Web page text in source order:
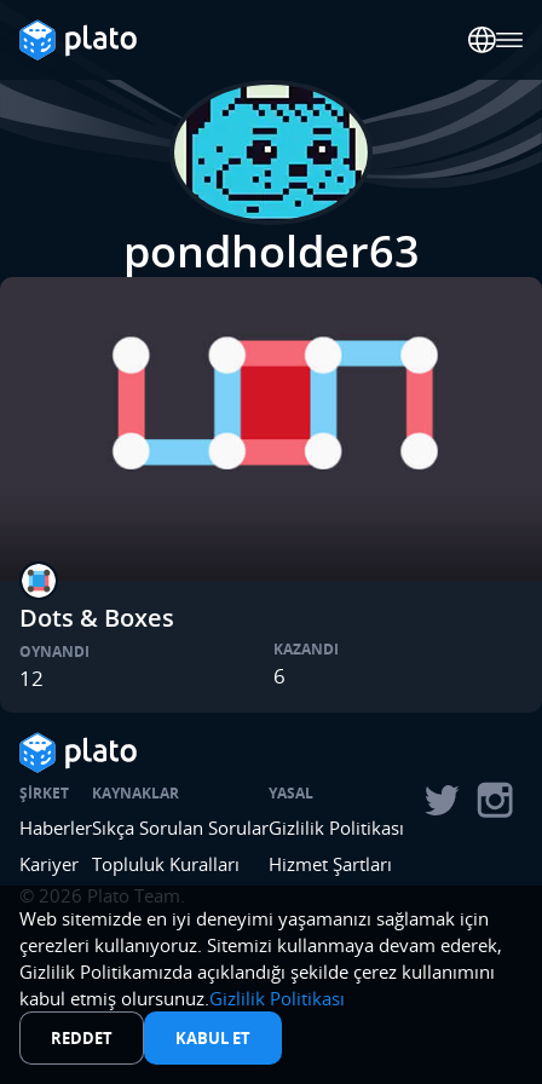
pondholder63
Dots & Boxes
OYNANDI
12
KAZANDI
6
ŞIRKET
Haberler
Kariyer
KAYNAKLAR
Sıkça Sorulan Sorular
Topluluk Kuralları
YASAL
Gizlilik Politikası
Hizmet Şartları
© 2026 Plato Team.
Web sitemizde en iyi deneyimi yaşamanızı sağlamak için
çerezleri kullanıyoruz. Sitemizi kullanmaya devam ederek,
Gizlilik Politikamızda açıklandığı şekilde çerez kullanımını
kabul etmiş olursunuz.Gizlilik Politikası
REDDET KABUL ET